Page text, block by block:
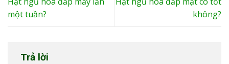
một tuần?
không?
Trả lời